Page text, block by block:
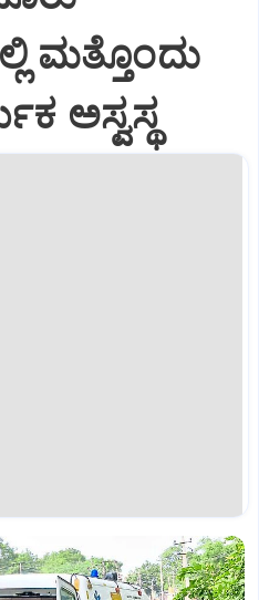
ಮತ್ತೊಂದು
ಅಸ್ವಸ್ಥ